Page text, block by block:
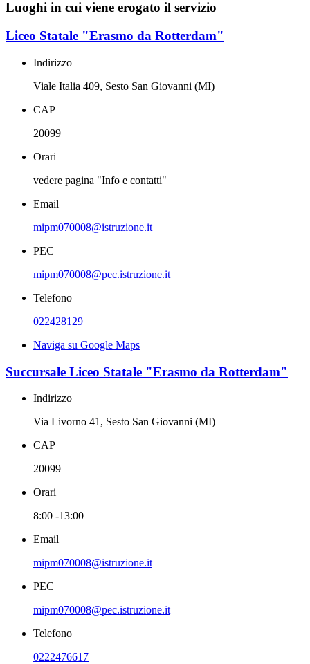
Luoghi in cui viene erogato il servizio
Liceo Statale "Erasmo da Rotterdam"
Indirizzo
Viale Italia 409, Sesto San Giovanni (MI)
CAP
20099
Orari
vedere pagina "Info e contatti"
Email
mipm070008@istruzione.it
PEC
mipm070008@pec.istruzione.it
Telefono
022428129
Naviga su Google Maps
Succursale Liceo Statale "Erasmo da Rotterdam"
Indirizzo
Via Livorno 41, Sesto San Giovanni (MI)
CAP
20099
Orari
8:00 -13:00
Email
mipm070008@istruzione.it
PEC
mipm070008@pec.istruzione.it
Telefono
0222476617